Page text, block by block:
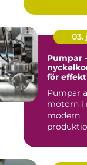
03.
Pumpar
för
Pumpar
motorn i
modern